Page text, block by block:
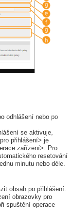
odhlášení nebo po
se aktivuje,
přihlášení> je
zařízení>. Pro
resetování
minutu nebo déle.
obsah po přihlášení.
obrazovky pro
spuštění operace